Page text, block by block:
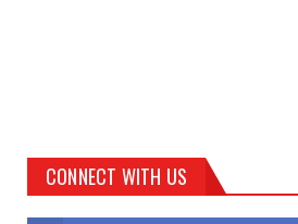
CONNECT WITH US